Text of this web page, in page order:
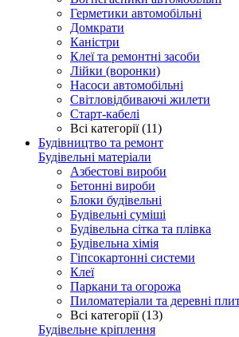
Герметики автомобільні
Домкрати
Каністри
Клеї та ремонтні засоби
Лійки (воронки)
Насоси автомобільні
Світловідбиваючі жилети
Старт-кабелі
Всі категорії (11)
Будівництво та ремонт
Будівельні матеріали
Азбестові вироби
Бетонні вироби
Блоки будівельні
Будівельні суміші
Будівельна сітка та плівка
Будівельна хімія
Гіпсокартонні системи
Клеї
Паркани та огорожа
Пиломатеріали та деревні
Всі категорії (13)
Будівельне кріплення